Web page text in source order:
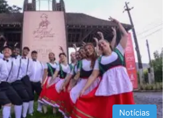
Notícias